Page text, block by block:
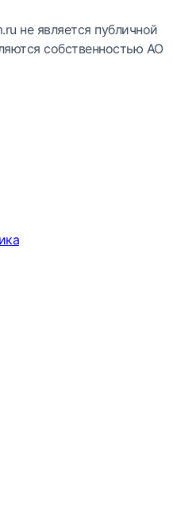
не является публичной
собственностью АО